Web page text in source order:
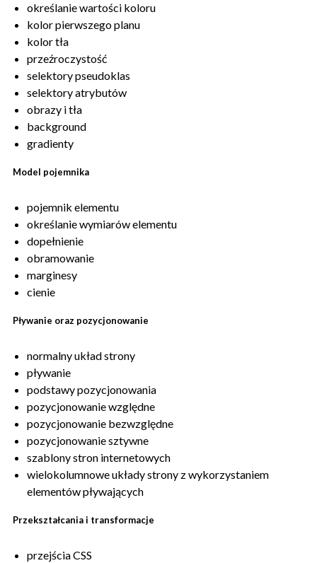
określanie wartości koloru
kolor pierwszego planu
kolor tła
przeźroczystość
selektory pseudoklas
selektory atrybutów
obrazy i tła
background
gradienty
Model pojemnika
pojemnik elementu
określanie wymiarów elementu
dopełnienie
obramowanie
marginesy
cienie
Pływanie oraz pozycjonowanie
normalny układ strony
pływanie
podstawy pozycjonowania
pozycjonowanie względne
pozycjonowanie bezwzględne
pozycjonowanie sztywne
szablony stron internetowych
wielokolumnowe układy strony z wykorzystaniem
elementów pływających
Przekształcania i transformacje
przejścia CSS